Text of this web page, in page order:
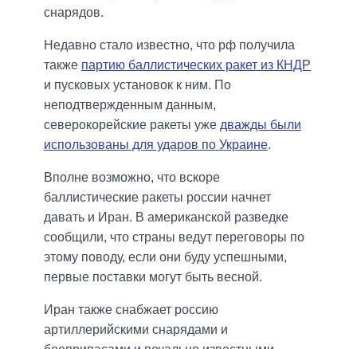
снарядов.
Недавно стало известно, что рф получила
также партию баллистических ракет из КНДР
и пусковых установок к ним. По
неподтвержденным данным,
северокорейские ракеты уже дважды были
использованы для ударов по Украине.
Вполне возможно, что вскоре
баллистические ракеты россии начнет
давать и Иран. В американской разведке
сообщили, что страны ведут переговоры по
этому поводу, если они буду успешными,
первые поставки могут быть весной.
Иран также снабжает россию
артиллерийскими снарядами и